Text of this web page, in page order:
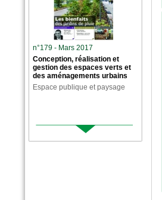
n°179 - Mars 2017
Conception, réalisation et
gestion des espaces verts et
des aménagements urbains
Espace publique et paysage